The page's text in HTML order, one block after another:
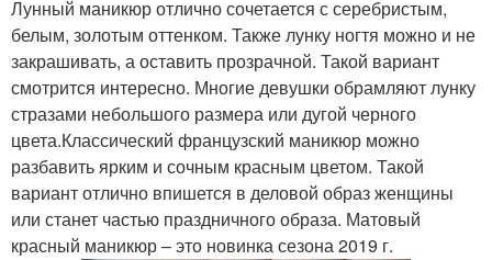
Лунный маникюр отлично сочетается с серебристым,
белым, золотым оттенком. Также лунку ногтя можно и не
закрашивать, а оставить прозрачной. Такой вариант
смотрится интересно. Многие девушки обрамляют лунку
стразами небольшого размера или дугой черного
цвета.Классический французский маникюр можно
разбавить ярким и сочным красным цветом. Такой
вариант отлично впишется в деловой образ женщины
или станет частью праздничного образа. Матовый
красный маникюр – это новинка сезона 2019 г.